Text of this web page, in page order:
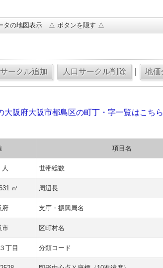
タの地図表示 △ ボタンを隠す △
大阪府大阪市都島区の町丁・字一覧はこちら
項目名
人 世帯総数
㎡ 周辺長
府 支庁・振興局名
市 区町村名
丁目 分類コード